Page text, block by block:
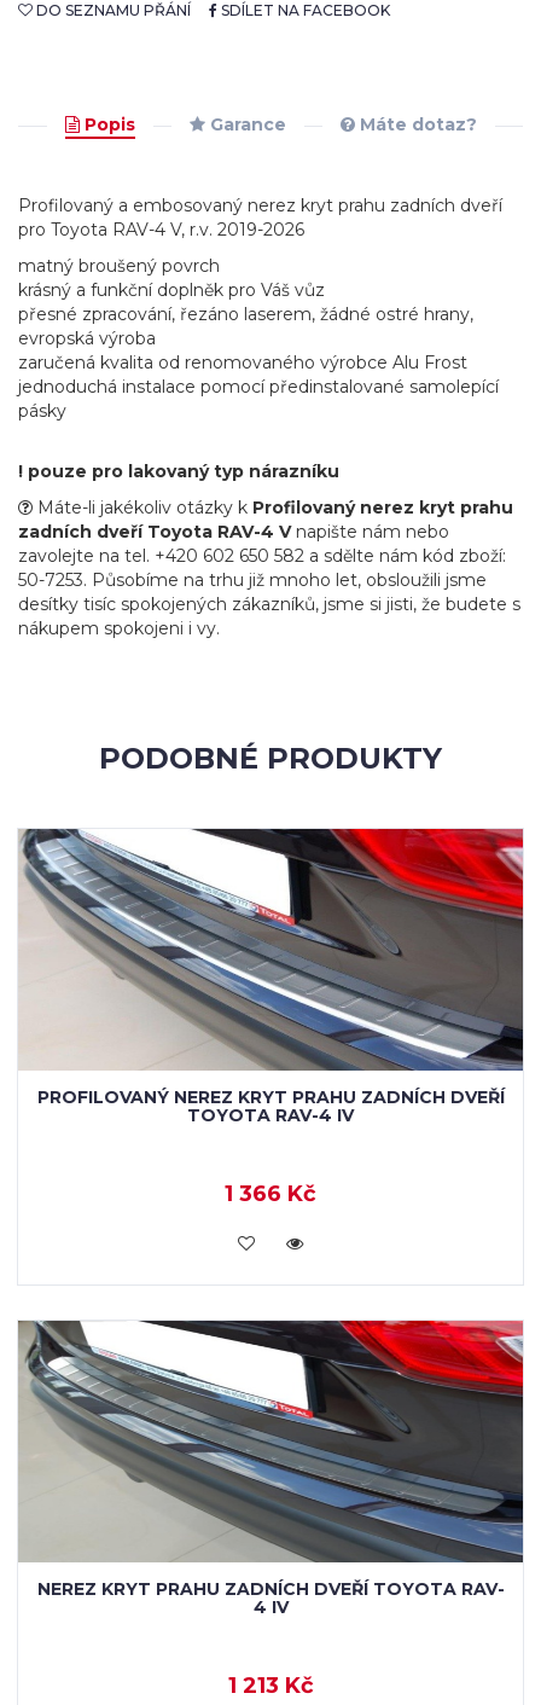
DO SEZNAMU PŘÁNÍ SDÍLET NA FACEBOOK
Popis Garance Máte dotaz?
Profilovaný a embosovaný nerez kryt prahu zadních dveří
pro Toyota RAV-4 V, r.v. 2019-2026
matný broušený povrch
krásný a funkční doplněk pro Váš vůz
přesné zpracování, řezáno laserem, žádné ostré hrany,
evropská výroba
zaručená kvalita od renomovaného výrobce Alu Frost
jednoduchá instalace pomocí předinstalované samolepící
pásky
! pouze pro lakovaný typ nárazníku
Máte-li jakékoliv otázky k Profilovaný nerez kryt prahu
zadních dveří Toyota RAV-4 Vnapište nám nebo
zavolejte na tel. +420 602 650 582 a sdělte nám kód zboží:
50-7253. Působíme na trhu již mnoho let, obsloužili jsme
desítky tisíc spokojených zákazníků, jsme si jisti, že budete s
nákupem spokojeni i vy.
PODOBNÉ PRODUKTY
PROFILOVANÝ NEREZ KRYT PRAHU ZADNÍCH DVEŘÍ
TOYOTA RAV-4 IV
1 366 Kč
KOUPIT
NEREZ KRYT PRAHU ZADNÍCH DVEŘÍ TOYOTA RAV-
4 IV
1 213 Kč